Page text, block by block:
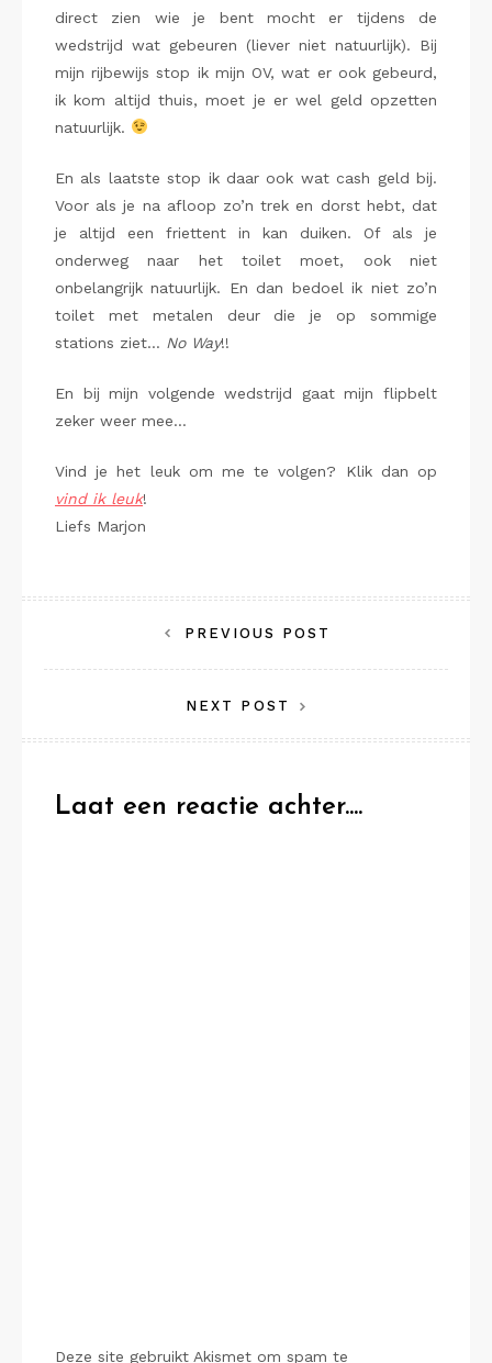
direct zien wie je bent mocht er tijdens de
wedstrijd wat gebeuren (liever niet natuurlijk). Bij
mijn rijbewijs stop ik mijn OV, wat er ook gebeurd,
ik kom altijd thuis, moet je er wel geld opzetten
natuurlijk.
En als laatste stop ik daar ook wat cash geld bij.
Voor als je na afloop zo’n trek en dorst hebt, dat
je altijd een friettent in kan duiken. Of als je
onderweg naar het toilet moet, ook niet
onbelangrijk natuurlijk. En dan bedoel ik niet zo’n
toilet met metalen deur die je op sommige
stations ziet… No Way!!
En bij mijn volgende wedstrijd gaat mijn flipbelt
zeker weer mee…
Vind je het leuk om me te volgen? Klik dan op
vind ik leuk!
Liefs Marjon
navigatie
PREVIOUS POST
NEXT POST
Laat een reactie achter....
Deze site gebruikt Akismet om spam te